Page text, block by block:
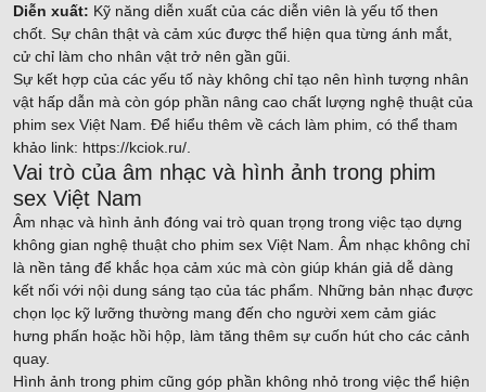
Diễn xuất: Kỹ năng diễn xuất của các diễn viên là yếu tố then
chốt. Sự chân thật và cảm xúc được thể hiện qua từng ánh mắt,
cử chỉ làm cho nhân vật trở nên gần gũi.
Sự kết hợp của các yếu tố này không chỉ tạo nên hình tượng nhân
vật hấp dẫn mà còn góp phần nâng cao chất lượng nghệ thuật của
phim sex Việt Nam. Để hiểu thêm về cách làm phim, có thể tham
khảo link: https://kciok.ru/
Vai trò của âm nhạc và hình ảnh trong phim
sex Việt Nam
Âm nhạc và hình ảnh đóng vai trò quan trọng trong việc tạo dựng
không gian nghệ thuật cho phim sex Việt Nam. Âm nhạc không chỉ
là nền tảng để khắc họa cảm xúc mà còn giúp khán giả dễ dàng
kết nối với nội dung sáng tạo của tác phẩm. Những bản nhạc được
chọn lọc kỹ lưỡng thường mang đến cho người xem cảm giác
hưng phấn hoặc hồi hộp, làm tăng thêm sự cuốn hút cho các cảnh
quay.
Hình ảnh trong phim cũng góp phần không nhỏ trong việc thể hiện